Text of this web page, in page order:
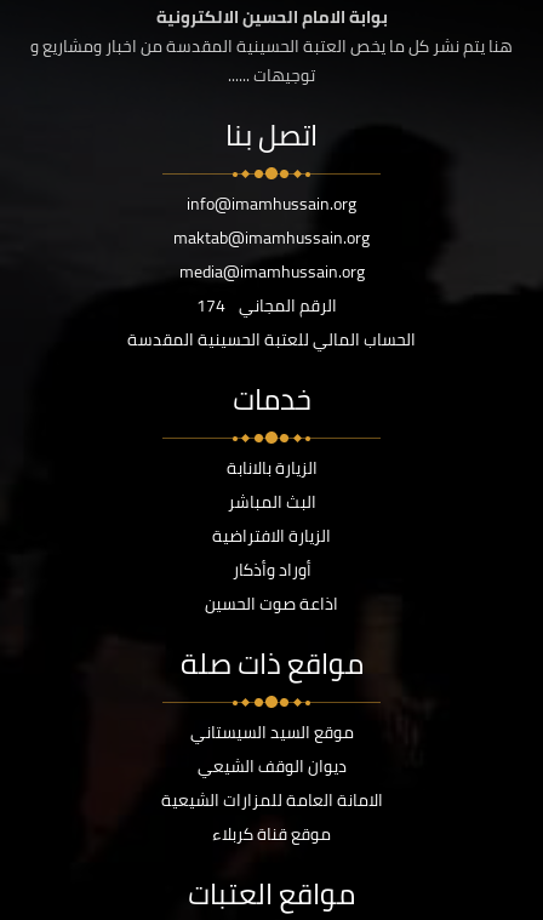
بوابة الامام الحسين الالكترونية
هنا يتم نشر كل ما يخص العتبة الحسينية المقدسة من اخبار ومشاريع و
توجيهات ......
اتصل بنا
info@imamhussain.org
maktab@imamhussain.org
media@imamhussain.org
الرقم المجاني 174
الحساب المالي للعتبة الحسينية المقدسة
خدمات
الزيارة بالانابة
البث المباشر
الزيارة الافتراضية
أوراد وأذكار
اذاعة صوت الحسين
مواقع ذات صلة
موقع السيد السيستاني
ديوان الوقف الشيعي
الامانة العامة للمزارات الشيعية
موقع قناة كربلاء
مواقع العتبات